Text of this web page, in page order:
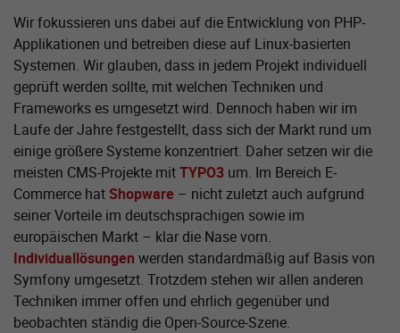
Wir fokussieren uns dabei auf die Entwicklung von PHP-
Applikationen und betreiben diese auf Linux-basierten
Systemen. Wir glauben, dass in jedem Projekt individuell
geprüft werden sollte, mit welchen Techniken und
Frameworks es umgesetzt wird. Dennoch haben wir im
Laufe der Jahre festgestellt, dass sich der Markt rund um
einige größere Systeme konzentriert. Daher setzen wir die
meisten CMS-Projekte mitTYPO3 um. Im Bereich E-
Commerce hatShopware – nicht zuletzt auch aufgrund
seiner Vorteile im deutschsprachigen sowie im
europäischen Markt – klar die Nase vorn.
Individuallösungen werden standardmäßig auf Basis von
Symfony umgesetzt. Trotzdem stehen wir allen anderen
Techniken immer offen und ehrlich gegenüber und
beobachten ständig die Open-Source-Szene.